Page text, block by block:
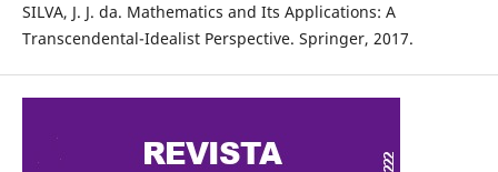
SILVA, J. J. da. Mathematics and Its Applications: A
Transcendental-Idealist Perspective. Springer, 2017.